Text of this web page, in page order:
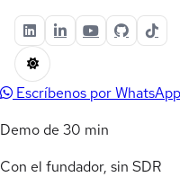
Escríbenos por WhatsApp
Demo de 30 min
Con el fundador, sin SDR